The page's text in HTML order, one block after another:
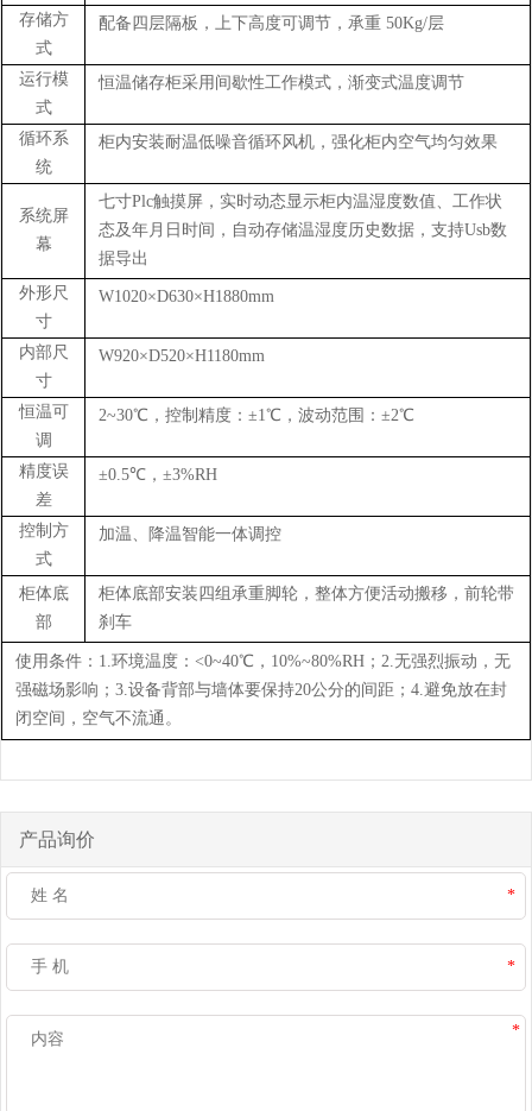
存储方
式
配备四层隔板，上下高度可调节，承重 50Kg/层
运行模
式
恒温储存柜采用间歇性工作模式，渐变式温度调节
循环系
统
柜内安装耐温低噪音循环风机，强化柜内空气均匀效果
系统屏
幕
七寸Plc触摸屏，实时动态显示柜内温湿度数值、工作状
态及年月日时间，自动存储温湿度历史数据，支持Usb数
据导出
外形尺
寸
W1020×D630×H1880mm
内部尺
寸
W920×D520×H1180mm
恒温可
调
2~30℃，控制精度：±1℃，波动范围：±2℃
精度误
差
±0.5℃，±3%RH
控制方
式
加温、降温智能一体调控
柜体底
部
柜体底部安装四组承重脚轮，整体方便活动搬移，前轮带
刹车
使用条件：1.环境温度：<0~40℃，10%~80%RH；2.无强烈振动，无
强磁场影响；3.设备背部与墙体要保持20公分的间距；4.避免放在封
闭空间，空气不流通。
产品询价
*
*
*